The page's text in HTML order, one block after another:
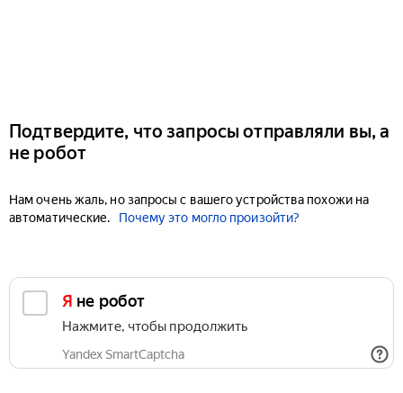
Подтвердите, что запросы отправляли вы, а
не робот
Нам очень жаль, но запросы с вашего устройства похожи на
автоматические.
Почему это могло произойти?
Я не робот
Нажмите, чтобы продолжить
Yandex SmartCaptcha